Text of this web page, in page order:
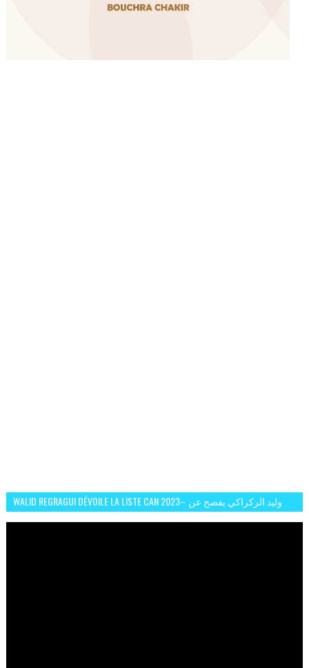
WALID REGRAGUI DÉVOILE LA LISTE CAN 2023– وليد الركراكي يفصح عن